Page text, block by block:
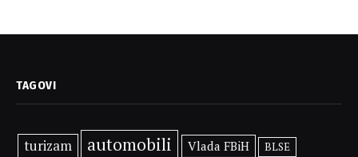
TAGOVI
turizam automobili Vlada FBiH BLSE